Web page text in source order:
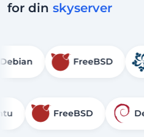
for din skyserver
Debian FreeBSD
FreeBSD Debian